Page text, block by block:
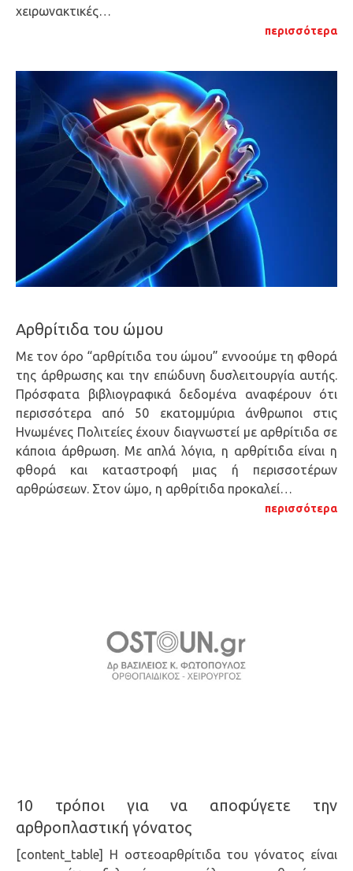
χειρωνακτικές…
περισσότερα
Αρθρίτιδα του ώμου
Με τον όρο “αρθρίτιδα του ώμου” εννοούμε τη φθορά
της άρθρωσης και την επώδυνη δυσλειτουργία αυτής.
Πρόσφατα βιβλιογραφικά δεδομένα αναφέρουν ότι
περισσότερα από 50 εκατομμύρια άνθρωποι στις
Ηνωμένες Πολιτείες έχουν διαγνωστεί με αρθρίτιδα σε
κάποια άρθρωση. Με απλά λόγια, η αρθρίτιδα είναι η
φθορά και καταστροφή μιας ή περισσοτέρων
αρθρώσεων. Στον ώμο, η αρθρίτιδα προκαλεί…
περισσότερα
10 τρόποι για να αποφύγετε την
αρθροπλαστική γόνατος
[content_table] Η οστεοαρθρίτιδα του γόνατος είναι